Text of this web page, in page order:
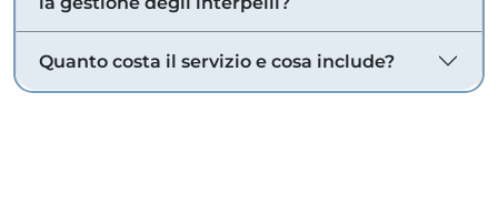
Quanto costa il servizio e cosa include?